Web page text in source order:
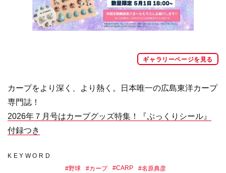
ギャラリーページを見る
カープをより深く、より熱く。日本唯一の広島東洋カープ
専門誌！
2026年７月号はカープグッズ特集！『ぷっくりシール』
付録つき
KEYWORD
#野球 #カープ #CARP #名原典彦